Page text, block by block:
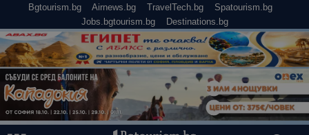
Bgtourism.bg Airnews.bg TravelTech.bg
Spatourism.bg
Jobs.bgtourism.bg
Destinations.bg